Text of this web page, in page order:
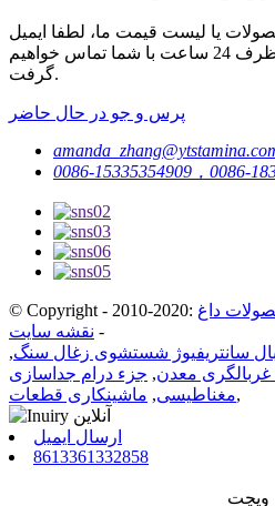
یا لیست قیمت ما، لطفا ایمیل
خود را برای ما بگذارید و ما ظرف 24 ساعت با شما تماس خواهیم
گرفت.
پرس و جو در حال حاضر
0086-15335354909，0086-
داغ
- نقشه سایت
سانتریفیوژ شستشوی زغال سنگ,
غربالگری معدن, جزء درام جداسازی
مغناطیسی, ماشینکاری قطعات ,
ارسال ایمیل
8613361332858
ویچت